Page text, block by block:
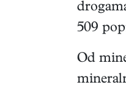
509
Od